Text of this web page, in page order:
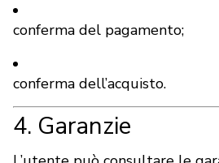
conferma del pagamento;
conferma dell’acquisto.
4. Garanzie